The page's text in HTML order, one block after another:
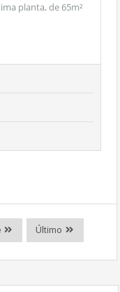
planta, de 65m²
Último